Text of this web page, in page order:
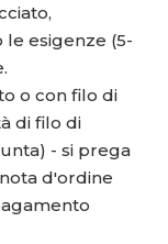
esigenze (5-
o con filo di
di filo di
- si prega
d'ordine